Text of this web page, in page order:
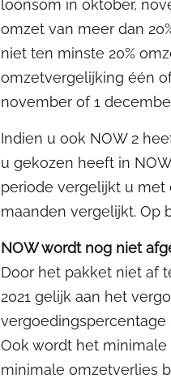
loonsom in oktober,
omzet van meer dan
niet ten minste 20%
omzetvergelijking één
november of 1
Indien u ook NOW 2
u gekozen heeft in
periode vergelijkt u met
maanden vergelijkt. Op
NOW wordt nog niet
Door het pakket niet af
2021 gelijk aan het
vergoedingspercentage
Ook wordt het
minimale omzetverlies